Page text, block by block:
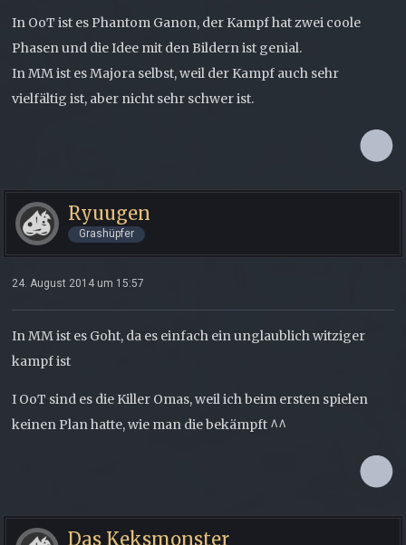
In OoT ist es Phantom Ganon, der Kampf hat zwei coole
Phasen und die Idee mit den Bildern ist genial.
In MM ist es Majora selbst, weil der Kampf auch sehr
vielfältig ist, aber nicht sehr schwer ist.
Ryuugen
Grashüpfer
24. August 2014 um 15:57
In MM ist es Goht, da es einfach ein unglaublich witziger
kampf ist
I OoT sind es die Killer Omas, weil ich beim ersten spielen
keinen Plan hatte, wie man die bekämpft ^^
Das Keksmonster